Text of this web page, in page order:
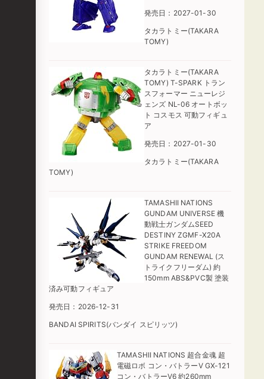
発売日：2027-01-30
タカラトミー(TAKARA
TOMY)
タカラトミー(TAKARA
TOMY) T-SPARK トラン
スフォーマー ニューレジ
ェンズ NL-06 オートボッ
ト コスモス 可動フィギュ
ア
発売日：2027-01-30
タカラトミー(TAKARA
TOMY)
TAMASHII NATIONS
GUNDAM UNIVERSE 機
動戦士ガンダムSEED
DESTINY ZGMF-X20A
STRIKE FREEDOM
GUNDAM RENEWAL (ス
トライクフリーダム) 約
150mm ABS&PVC製 塗装
済み可動フィギュア
発売日：2026-12-31
BANDAI SPIRITS(バンダイ スピリッツ)
TAMASHII NATIONS 超合金魂 超
電磁ロボ コン・バトラーV GX-121
コン・バトラーV6 約260mm